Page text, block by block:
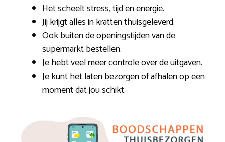
Het scheelt stress, tijd en energie.
Jij krijgt alles in kratten thuisgeleverd.
Ook buiten de openingstijden van de
supermarkt bestellen.
Je hebt veel meer controle over de uitgaven.
Je kunt het laten bezorgen of afhalen op een
moment dat jou schikt.